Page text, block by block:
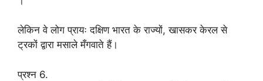
लेकिन वे लोग प्रायः दक्षिण भारत के राज्यों, खासकर केरल से
ट्रकों द्वारा मसाले मँगवाते हैं।
प्रश्न 6.